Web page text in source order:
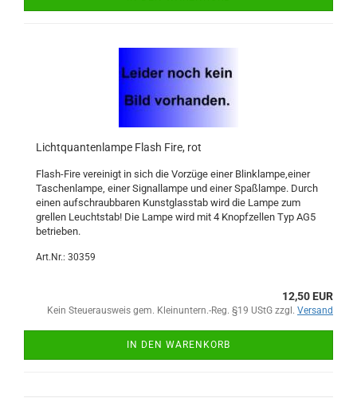
Lichtquantenlampe Flash Fire, rot
Flash-Fire vereinigt in sich die Vorzüge einer Blinklampe,einer
Taschenlampe, einer Signallampe und einer Spaßlampe. Durch
einen aufschraubbaren Kunstglasstab wird die Lampe zum
grellen Leuchtstab! Die Lampe wird mit 4 Knopfzellen Typ AG5
betrieben.
Art.Nr.: 30359
12,50 EUR
Kein Steuerausweis gem. Kleinuntern.-Reg. §19 UStG zzgl. Versand
IN DEN WARENKORB